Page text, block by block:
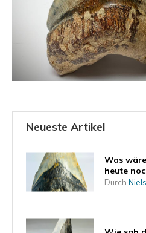
Neueste Artikel
Was
heute
Durch